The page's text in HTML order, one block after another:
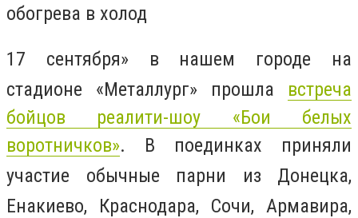
обогрева в холод
17 сентября» в нашем городе на
стадионе «Металлург» прошла встреча
бойцов реалити-шоу «Бои белых
воротничков». В поединках приняли
участие обычные парни из Донецка,
Енакиево, Краснодара, Сочи, Армавира,